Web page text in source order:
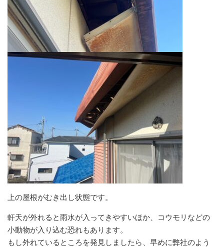
上の屋根がむき出し状態です。
軒天が外れると雨水が入ってきやすいほか、コウモリなどの
小動物が入り込む恐れもあります。
もし外れているところを発見しましたら、早めに弊社のよう